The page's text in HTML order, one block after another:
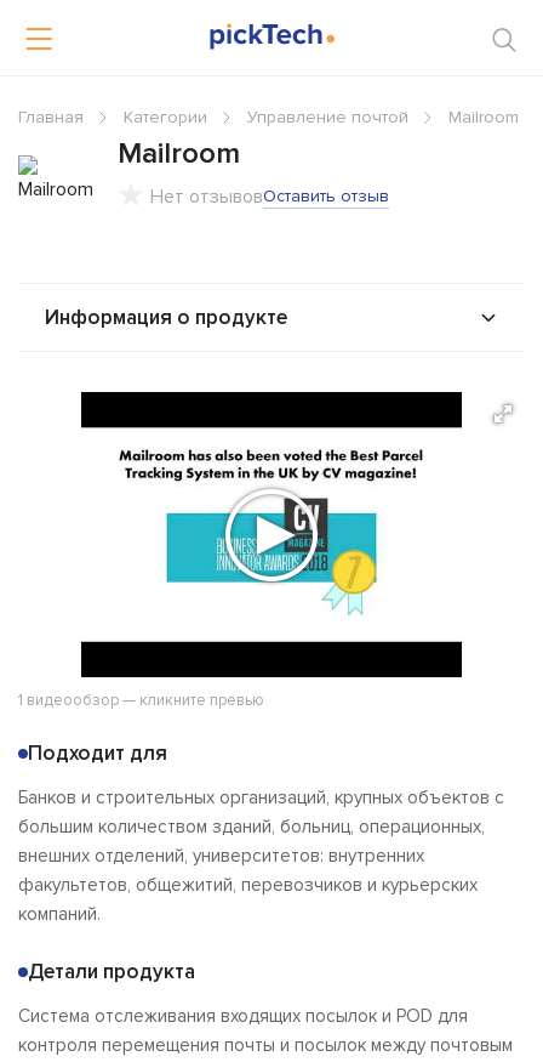
Главная Категории Управление почтой Mailroom
Mailroom
Нет отзывовОставить отзыв
Информация о продукте
1 видеообзор — кликните превью
Подходит для
Банков и строительных организаций, крупных объектов с
большим количеством зданий, больниц, операционных,
внешних отделений, университетов: внутренних
факультетов, общежитий, перевозчиков и курьерских
компаний.
Детали продукта
Система отслеживания входящих посылок и POD для
контроля перемещения почты и посылок между почтовым